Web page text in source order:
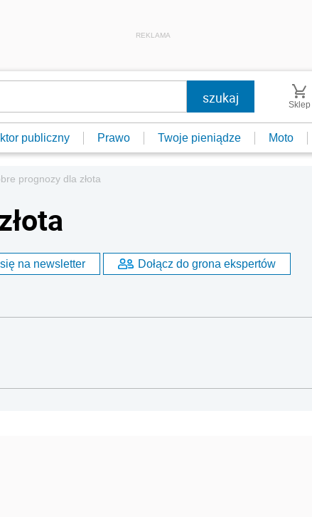
REKLAMA
Sklep
publiczny Prawo Twoje pieniądze Moto
prognozy dla złota
na newsletter Dołącz do grona ekspertów